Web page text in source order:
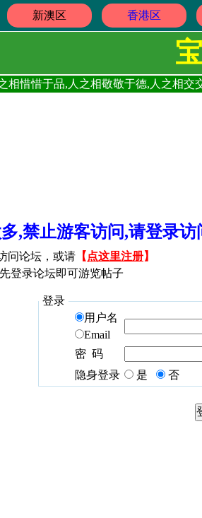
新澳区 香港区
相惜惜于品,人之相敬敬于德,人之相
多,禁止游客访问,请登录
问论坛，或请 【 点这里注册】
登录论坛即可游览帖子
登录
用户名
Email
密 码
隐身登录
是 否